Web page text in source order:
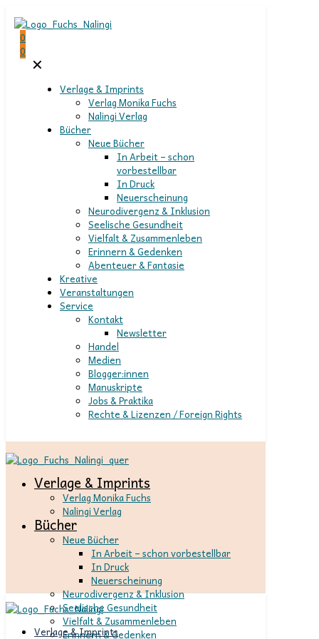
0
0
✕
Verlage & Imprints
Verlag Monika Fuchs
Nalingi Verlag
Bücher
Neue Bücher
In Arbeit – schon
vorbestellbar
In Druck
Neuerscheinung
Neurodivergenz & Inklusion
Seelische Gesundheit
Vielfalt & Zusammenleben
Erinnern & Gedenken
Abenteuer & Fantasie
Kreative
Veranstaltungen
Service
Kontakt
Newsletter
Handel
Medien
Blogger:innen
Manuskripte
Jobs & Praktika
Rechte & Lizenzen / Foreign Rights
Verlage & Imprints
Verlag Monika Fuchs
Nalingi Verlag
Bücher
Neue Bücher
In Arbeit – schon vorbestellbar
In Druck
Neuerscheinung
Neurodivergenz & Inklusion
Seelische Gesundheit
Vielfalt & Zusammenleben
Erinnern & Gedenken
Verlage & Imprints